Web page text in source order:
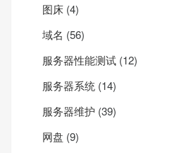
图床 (4)
域名 (56)
服务器性能测试 (12)
服务器系统 (14)
服务器维护 (39)
网盘 (9)